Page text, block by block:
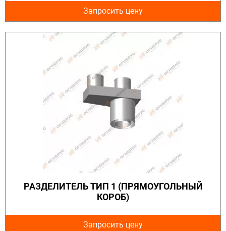
Запросить цену
РАЗДЕЛИТЕЛЬ ТИП 1 (ПРЯМОУГОЛЬНЫЙ
КОРОБ)
Запросить цену